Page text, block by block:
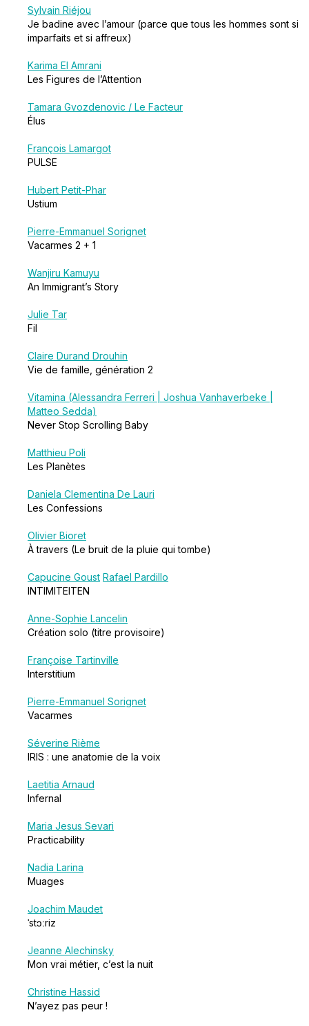
Sylvain Riéjou
Je badine avec l’amour (parce que tous les hommes sont si
imparfaits et si affreux)
Karima El Amrani
Les Figures de l’Attention
Tamara Gvozdenovic / Le Facteur
Élus
François Lamargot
PULSE
Hubert Petit-Phar
Ustium
Pierre-Emmanuel Sorignet
Vacarmes 2 + 1
Wanjiru Kamuyu
An Immigrant’s Story
Julie Tar
Fil
Claire Durand Drouhin
Vie de famille, génération 2
Vitamina (Alessandra Ferreri | Joshua Vanhaverbeke |
Matteo Sedda)
Never Stop Scrolling Baby
Matthieu Poli
Les Planètes
Daniela Clementina De Lauri
Les Confessions
Olivier Bioret
À travers (Le bruit de la pluie qui tombe)
Capucine Goust Rafael Pardillo
INTIMITEITEN
Anne-Sophie Lancelin
Création solo (titre provisoire)
Françoise Tartinville
Interstitium
Pierre-Emmanuel Sorignet
Vacarmes
Séverine Rième
IRIS : une anatomie de la voix
Laetitia Arnaud
Infernal
Maria Jesus Sevari
Practicability
Nadia Larina
Muages
Joachim Maudet
ˈstɔːriz
Jeanne Alechinsky
Mon vrai métier, c’est la nuit
Christine Hassid
N’ayez pas peur !